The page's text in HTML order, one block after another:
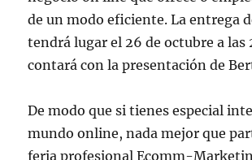
de un modo eficiente. La entrega
tendrá lugar el 26 de octubre a las
contará con la presentación de
De modo que si tienes especial
mundo online, nada mejor que
feria profesional Ecomm-